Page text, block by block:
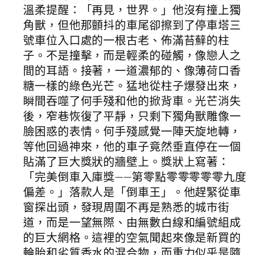
溫柔提醒：「再見，世界。」他沒有撞上獨
角獸，但他那顫抖的車尾卻擦到了停車塔三
號車位入口處的一根古老、佈滿苔蘚的柱
子。不是撞擊，而是輕柔的碰觸，像戀人之
間的耳語。接著，一道濃郁的、像薄荷口香
糖一樣的綠色光芒。猛地從柱子爆發出來，
瞬間吞噬了何手殘和他的掀背車。光芒消失
後，窄巷恢復了平靜，只剩下獨角獸雕像一
臉困惑的表情。何手殘感覺一陣天旋地轉，
等他回過神來，他的車子竟然垂直停在一個
貼滿了巨大獎狀的牆壁上。獎狀上寫著：
「完美倒車入庫獎——第零點零零零零零九度
偏差。」落款人是「倒車王」。他趕緊從車
窗探出頭，發現周圍不再是熟悉的城市街
道，而是一望無際、由無數白線和編號組成
的巨大網格。這裡的空氣聞起來像是新買的